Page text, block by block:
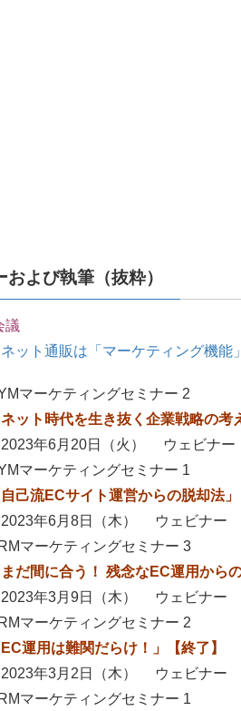
よび執筆（抜粋）
議
ネット通販は「マーケティング機
マーケティングセミナー 2
き抜く企業戦略の考え方と
日（火） ウェビナー
マーケティングセミナー 1
ト運営からの脱却法」【
（木） ウェビナー
マーケティングセミナー 3
！ 残念なEC運用からの脱
（木） ウェビナー
マーケティングセミナー 2
関だらけ！」【終了】
（木） ウェビナー
マーケティングセミナー 1